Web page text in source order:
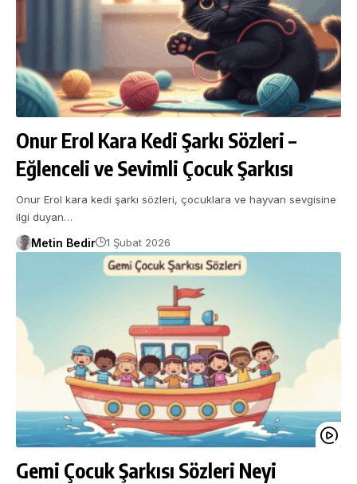
Onur Erol Kara Kedi Şarkı Sözleri –
Eğlenceli ve Sevimli Çocuk Şarkısı
Onur Erol kara kedi şarkı sözleri, çocuklara ve hayvan sevgisine
ilgi duyan…
Metin Bedir 1 Şubat 2026
Gemi Çocuk Şarkısı Sözleri Neyi